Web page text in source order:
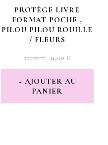
PROTÈGE LIVRE
FORMAT POCHE ,
PILOU PILOU ROUILLE
/ FLEURS
14,00€ LE
PRIX
INITIAL
ÉTAIT :
14,00 €.
11,00 €LE
PRIX
ACTUEL
11,00 €.
AJOUTER AU
PANIER